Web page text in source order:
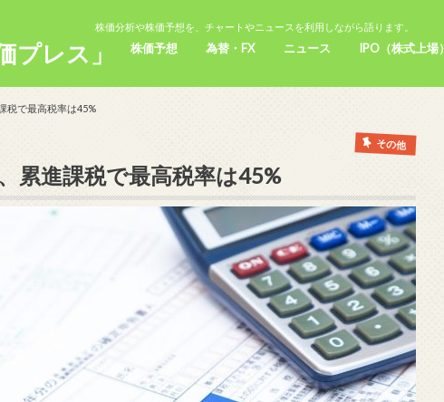
株価分析や株価予想を、チャートやニュースを利用しながら語ります。
プレス」 株価予想 為替・FX ニュース IPO（株式上場）
税で最高税率は45%
その他
累進課税で最高税率は45%